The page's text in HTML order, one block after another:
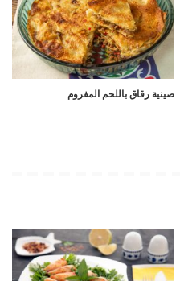
صينية رقاق باللحم المفروم